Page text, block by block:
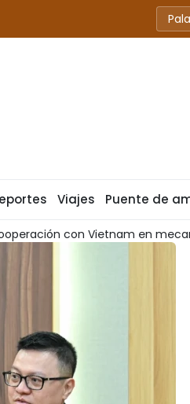
Viajes Puente de
con prestigio en defensa